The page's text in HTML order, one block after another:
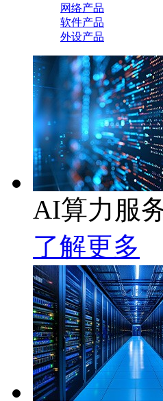
网络产品
软件产品
外设产品
AI算力服
了解更多